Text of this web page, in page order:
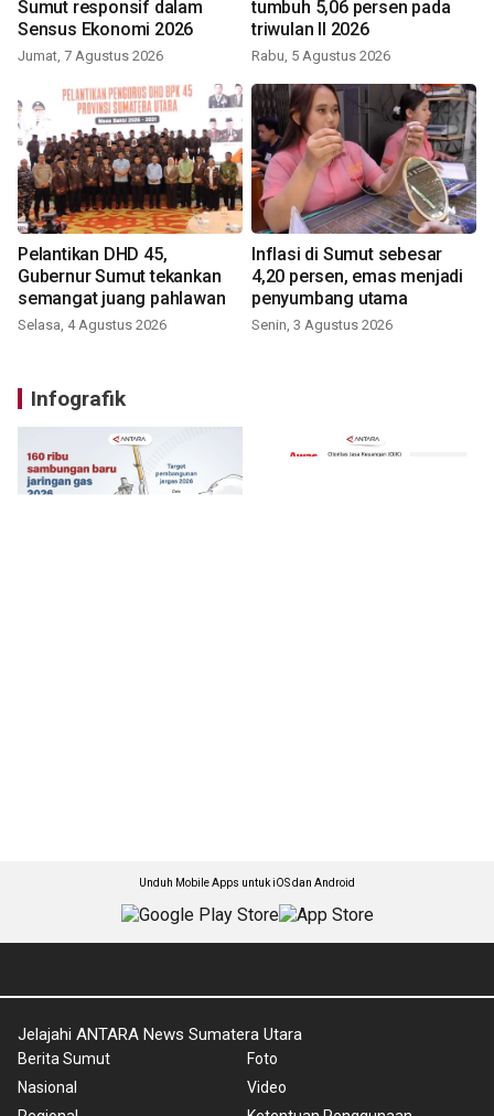
Sumut responsif dalam
Sensus Ekonomi 2026
Jumat, 7 Agustus 2026
tumbuh 5,06 persen pada
triwulan II 2026
Rabu, 5 Agustus 2026
Pelantikan DHD 45,
Gubernur Sumut tekankan
semangat juang pahlawan
Selasa, 4 Agustus 2026
Inflasi di Sumut sebesar
4,20 persen, emas menjadi
penyumbang utama
Senin, 3 Agustus 2026
Infografik
Unduh Mobile Apps untuk iOS dan Android
Jelajahi ANTARA News Sumatera Utara
Berita Sumut
Nasional
Foto
Video